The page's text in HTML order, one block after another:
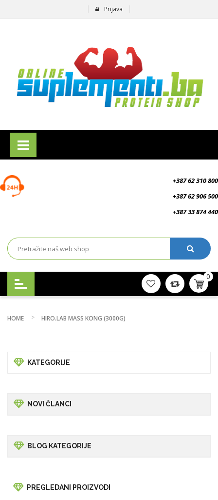
Prijava
+387 62 310 800
+387 62 906 500
+387 33 874 440
0
HOME HIRO.LAB MASS KONG (3000G)
KATEGORIJE
NOVI ČLANCI
BLOG KATEGORIJE
PREGLEDANI PROIZVODI